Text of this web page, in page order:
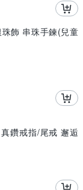
飾 串珠手鍊(兒童
鑽戒指/尾戒 邂逅